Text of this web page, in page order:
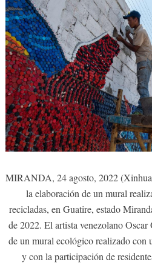
MIRANDA, 24 agosto, 2022
la elaboración de un mural
recicladas, en Guatire, estado
de 2022. El artista venezolano
de un mural ecológico realizado con
y con la participación de